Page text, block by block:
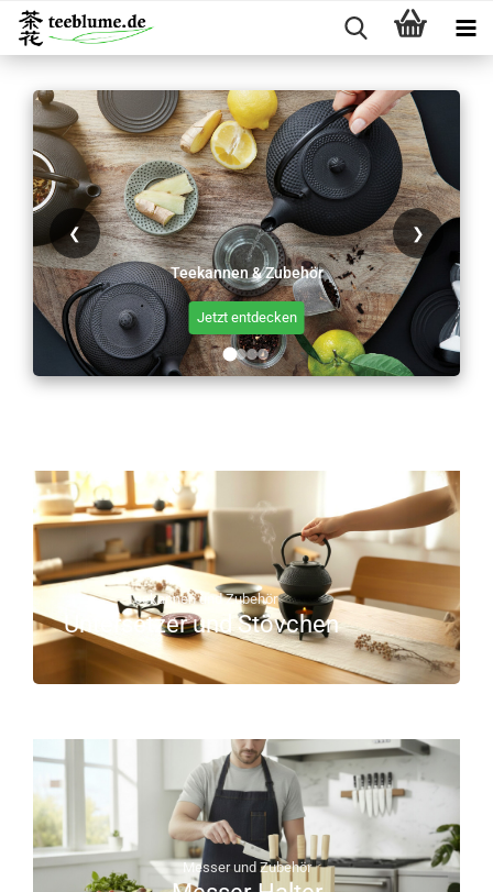
❮ ❯
Teekannen & Zubehör
Jetzt entdecken
Teekannen und Zubehör
Untersetzer und Stövchen
Messer und Zubehör